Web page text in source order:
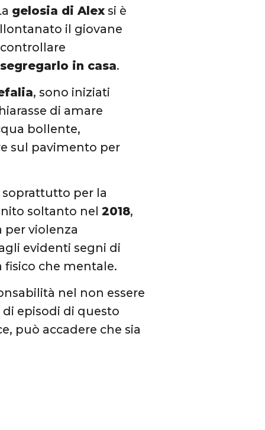
gelosia di Alex si è
il giovane
segregarlo in casa.
, sono iniziati
di amare
bollente,
sul pavimento per
soprattutto per la
soltanto nel2018,
per violenza
evidenti segni di
fisico che mentale.
nel non essere
episodi di questo
può accadere che sia